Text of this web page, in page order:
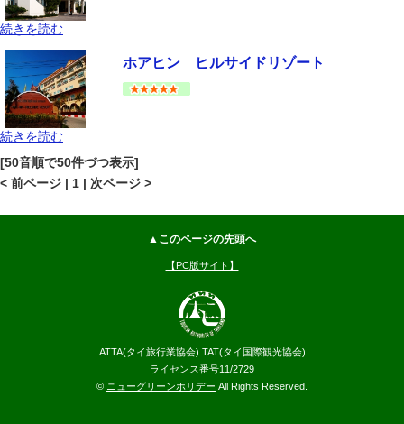
続きを読む
ホアヒン ヒルサイドリゾート
続きを読む
[50音順で50件づつ表示]
< 前ページ | 1 | 次ページ >
▲このページの先頭へ
【PC版サイト】
ATTA(タイ旅行業協会) TAT(タイ国際観光協会)
ライセンス番号11/2729
© ニューグリーンホリデー All Rights Reserved.